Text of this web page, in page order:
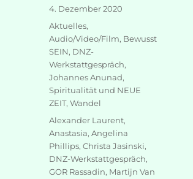
Veröffentlicht
am
4. Dezember 2020
Kategorien
Aktuelles,
Audio/Video/Film, Bewusst
SEIN, DNZ-
Werkstattgespräch,
Johannes Anunad,
Spiritualität und NEUE
ZEIT,Wandel
Schlagwörter
Alexander Laurent,
Anastasia,Angelina
Phillips,Christa Jasinski,
DNZ-Werkstattgespräch,
GOR Rassadin, Martijn Van